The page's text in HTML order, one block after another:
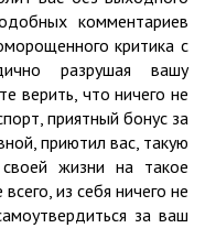
комментариев
критика с
разрушая вашу
верить, что ничего не
приятный бонус за
приютил вас, такую
жизни на такое
из себя ничего не
за ваш